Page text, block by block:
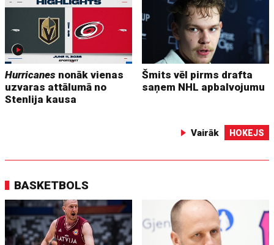
Hurricanes nonāk vienas
uzvaras attālumā no
Stenlija kausa
Šmits vēl pirms drafta
saņem NHL apbalvojumu
Vairāk HOKEJS
BASKETBOLS